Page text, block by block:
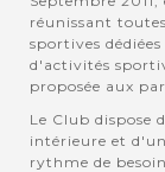
réunissant
sportives
d'activités
proposée aux
Le Club dispose
intérieure et
rythme de